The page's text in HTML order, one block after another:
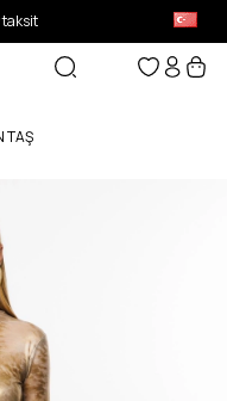
taksit
TAŞ